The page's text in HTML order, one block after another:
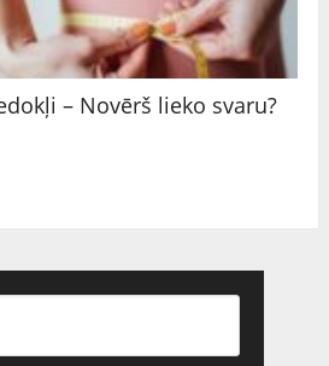
– Novērš lieko svaru?